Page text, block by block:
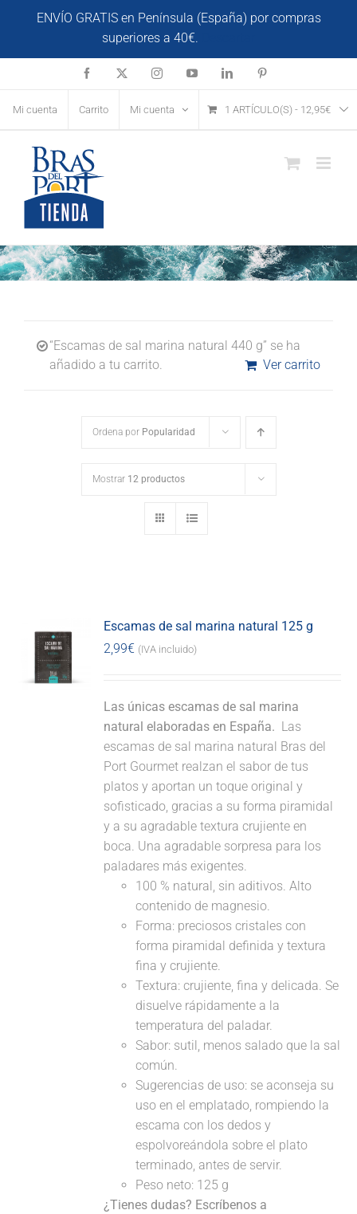
ENVÍO GRATIS en Península (España) por compras
superiores a 40€.
Facebook InstagramYouTubeLinkedIn
Mi cuenta Carrito Mi cuenta 1 ARTÍCULO(S) - 12,95€
“Escamas de sal marina natural 440 g” se ha
añadido a tu carrito.
Ver carrito
Ordena por Popularidad
Mostrar 12 productos
Escamas de sal marina natural 125 g
2,99€ (IVA incluido)
Las únicas escamas de sal marina
natural elaboradas en España. Las
escamas de sal marina natural Bras del
Port Gourmet realzan el sabor de tus
platos y aportan un toque original y
sofisticado, gracias a su forma piramidal
y a su agradable textura crujiente en
boca. Una agradable sorpresa para los
paladares más exigentes.
100 % natural, sin aditivos. Alto
contenido de magnesio.
Forma: preciosos cristales con
forma piramidal definida y textura
fina y crujiente.
Textura: crujiente, fina y delicada. Se
disuelve rápidamente a la
temperatura del paladar.
Sabor: sutil, menos salado que la sal
común.
Sugerencias de uso: se aconseja su
uso en el emplatado, rompiendo la
escama con los dedos y
espolvoreándola sobre el plato
terminado, antes de servir.
Peso neto: 125 g
¿Tienes dudas? Escríbenos a